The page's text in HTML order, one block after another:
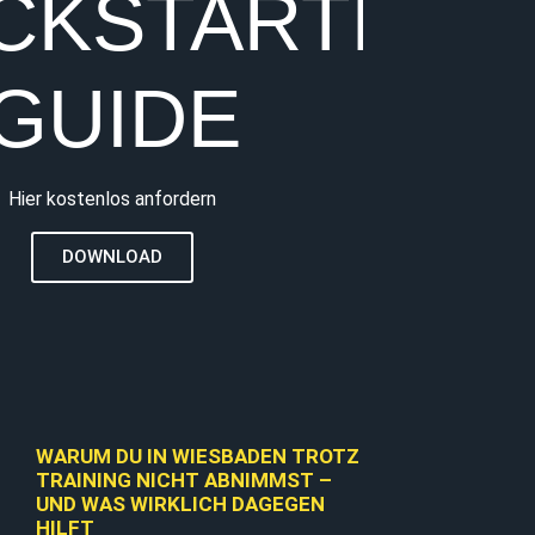
Hier kostenlos anfordern
DOWNLOAD
WARUM DU IN WIESBADEN TROTZ
TRAINING NICHT ABNIMMST –
UND WAS WIRKLICH DAGEGEN
HILFT